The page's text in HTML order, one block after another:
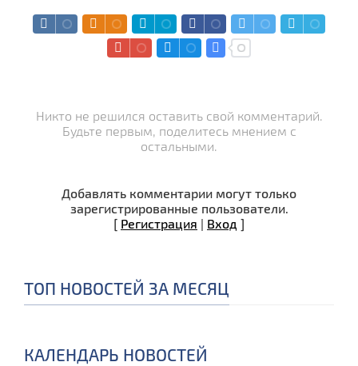
Никто не решился оставить свой комментарий.
Будьте первым, поделитесь мнением с
остальными.
Добавлять комментарии могут только
зарегистрированные пользователи.
[ Регистрация | Вход ]
ТОП НОВОСТЕЙ ЗА МЕСЯЦ
КАЛЕНДАРЬ НОВОСТЕЙ